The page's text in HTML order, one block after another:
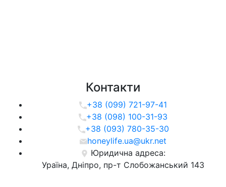
Контакти
+38 (099) 721-97-41
+38 (098) 100-31-93
+38 (093) 780-35-30
honeylife.ua@ukr.net
Юридична адреса:
Ураїна, Дніпро, пр-т Слобожанський 143